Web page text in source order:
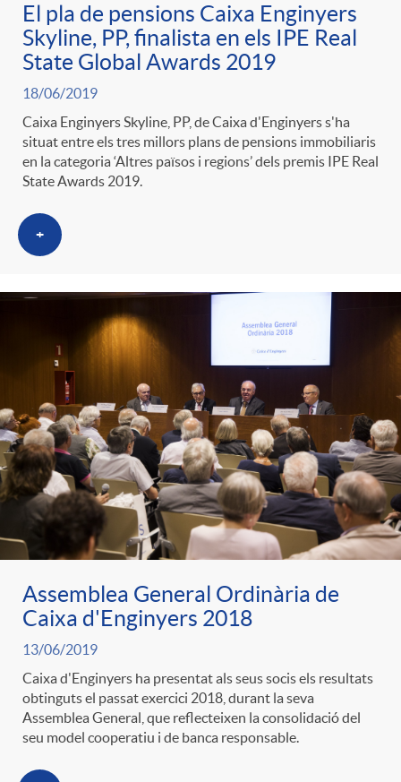
El pla de pensions Caixa Enginyers
Skyline, PP, finalista en els IPE Real
State Global Awards 2019
18/06/2019
Caixa Enginyers Skyline, PP, de Caixa d'Enginyers s'ha
situat entre els tres millors plans de pensions immobiliaris
en la categoria ‘Altres països i regions’ dels premis IPE Real
State Awards 2019.
+
Assemblea General Ordinària de
Caixa d'Enginyers 2018
13/06/2019
Caixa d'Enginyers ha presentat als seus socis els resultats
obtinguts el passat exercici 2018, durant la seva
Assemblea General, que reflecteixen la consolidació del
seu model cooperatiu i de banca responsable.